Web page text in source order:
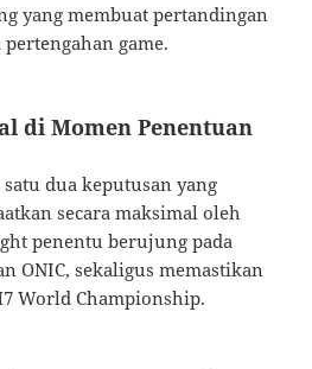
yang membuat pertandingan
game.
di Momen Penentuan
dua keputusan yang
secara maksimal oleh
penentu berujung pada
ONIC, sekaligus memastikan
World Championship.